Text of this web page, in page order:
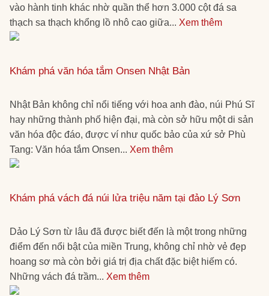
vào hành tinh khác nhờ quần thể hơn 3.000 cột đá sa
thạch sa thạch khổng lồ nhô cao giữa... Xem thêm
Khám phá văn hóa tắm Onsen Nhật Bản
Nhật Bản không chỉ nổi tiếng với hoa anh đào, núi Phú Sĩ
hay những thành phố hiện đại, mà còn sở hữu một di sản
văn hóa độc đáo, được ví như quốc bảo của xứ sở Phù
Tang: Văn hóa tắm Onsen... Xem thêm
Khám phá vách đá núi lửa triệu năm tại đảo Lý Sơn
Dảo Lý Sơn từ lâu đã được biết đến là một trong những
điểm đến nổi bật của miền Trung, không chỉ nhờ vẻ đẹp
hoang sơ mà còn bởi giá trị địa chất đặc biệt hiếm có.
Những vách đá trầm... Xem thêm